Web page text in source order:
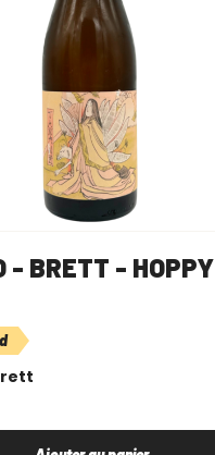
- BRETT - HOPPY